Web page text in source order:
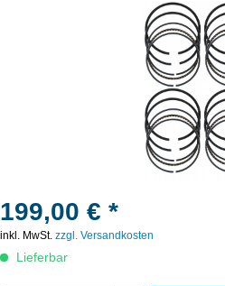
199,00 € *
inkl. MwSt. zzgl. Versandkosten
Lieferbar